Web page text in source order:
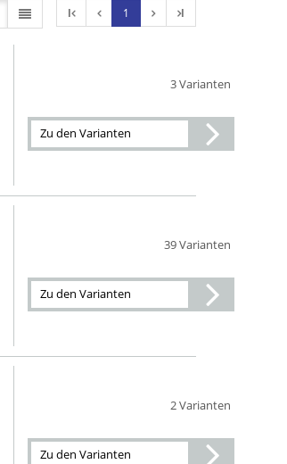
l 1 l
3 Varianten
Zu den Varianten
39 Varianten
Zu den Varianten
2 Varianten
Zu den Varianten